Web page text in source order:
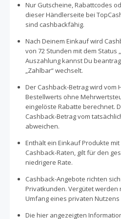
Nur Gutscheine, Rabattcodes
dieser Händlerseite bei
sind cashbackfähig.
Nach Deinem Einkauf wird
von 72 Stunden mit dem Status
Auszahlung kannst Du
„Zahlbar“ wechselt.
Der Cashback-Betrag wird vom
Bestellwerts ohne
eingelöste Rabatte berechnet.
Cashback-Betrag vom
abweichen.
Enthält ein Einkauf Produkte
Cashback-Raten, gilt für den
niedrigere Rate.
Cashback-Angebote richten
Privatkunden. Vergütet werden
Umfang eines privaten
Die hier angezeigten